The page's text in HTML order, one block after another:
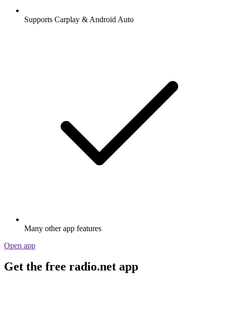
Supports Carplay & Android Auto
Many other app features
Open app
Get the free radio.net app